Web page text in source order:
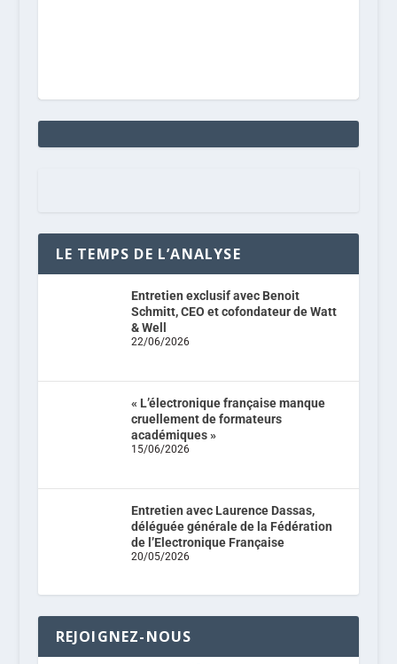
LE TEMPS DE L’ANALYSE
Entretien exclusif avec Benoit
Schmitt, CEO et cofondateur de Watt
& Well
22/06/2026
« L’électronique française manque
cruellement de formateurs
académiques »
15/06/2026
Entretien avec Laurence Dassas,
déléguée générale de la Fédération
de l’Electronique Française
20/05/2026
REJOIGNEZ-NOUS